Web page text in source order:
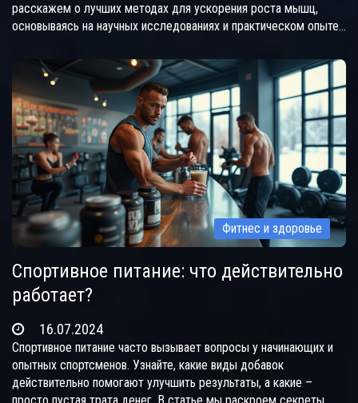
расскажем о лучших методах для ускорения роста мышц,
основываясь на научных исследованиях и практическом опыте.
подобрать оптимальное питание и обеспечить качественное
восстановление для достижения максимальных результатов.
Фитнес и здоровье
Спортивное питание: что действительно
работает?
16.07.2024
Спортивное питание часто вызывает вопросы у начинающих и
опытных спортсменов. Узнайте, какие виды добавок
действительно помогают улучшить результаты, а какие –